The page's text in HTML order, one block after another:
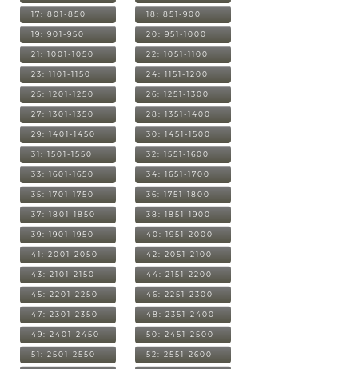
17: 801-850 18: 851-900
19: 901-950 20: 951-1000
21: 1001-1050 22: 1051-1100
23: 1101-1150 24: 1151-1200
25: 1201-1250 26: 1251-1300
27: 1301-1350 28: 1351-1400
29: 1401-1450 30: 1451-1500
31: 1501-1550 32: 1551-1600
33: 1601-1650 34: 1651-1700
35: 1701-1750 36: 1751-1800
37: 1801-1850 38: 1851-1900
39: 1901-1950 40: 1951-2000
41: 2001-2050 42: 2051-2100
43: 2101-2150 44: 2151-2200
45: 2201-2250 46: 2251-2300
47: 2301-2350 48: 2351-2400
49: 2401-2450 50: 2451-2500
51: 2501-2550 52: 2551-2600